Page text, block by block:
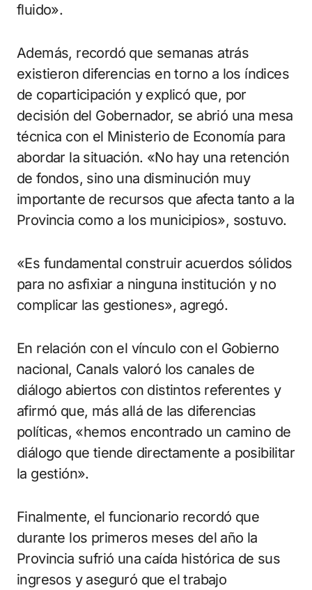
fluido».
Además, recordó que semanas atrás
existieron diferencias en torno a los índices
de coparticipación y explicó que, por
decisión del Gobernador, se abrió una mesa
técnica con el Ministerio de Economía para
abordar la situación. «No hay una retención
de fondos, sino una disminución muy
importante de recursos que afecta tanto a la
Provincia como a los municipios», sostuvo.
«Es fundamental construir acuerdos sólidos
para no asfixiar a ninguna institución y no
complicar las gestiones», agregó.
En relación con el vínculo con el Gobierno
nacional, Canals valoró los canales de
diálogo abiertos con distintos referentes y
afirmó que, más allá de las diferencias
políticas, «hemos encontrado un camino de
diálogo que tiende directamente a posibilitar
la gestión».
Finalmente, el funcionario recordó que
durante los primeros meses del año la
Provincia sufrió una caída histórica de sus
ingresos y aseguró que el trabajo